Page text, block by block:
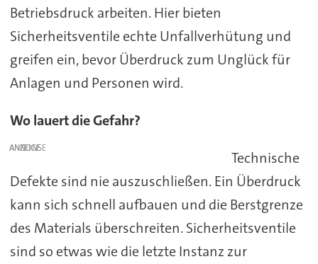
Betriebsdruck arbeiten. Hier bieten
Sicherheitsventile echte Unfallverhütung und
greifen ein, bevor Überdruck zum Unglück für
Anlagen und Personen wird.
Wo lauert die Gefahr?
ANZEIGE
Technische
Defekte sind nie auszuschließen. Ein Überdruck
kann sich schnell aufbauen und die Berstgrenze
des Materials überschreiten. Sicherheitsventile
sind so etwas wie die letzte Instanz zur